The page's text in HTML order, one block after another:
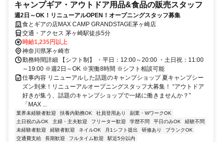
キャンプギア・アウトドア用品&食品の販売スタッフ
週2日～OK！リニューアルOPEN！オープニングスタッフ募集
食とギアの店MAX CAMP GRANDSTAGE茅ヶ崎店
交通・アクセス 茅ヶ崎駅徒歩5分
時給1,235円以上
神奈川県茅ヶ崎市
勤務時間詳細 【シフト制】 ・平日：12:00～20:00 ・土日祝：11:00
～19:00 ※週2日～OK ※実働8時間 ※シフト相談可能
仕事内容 リニューアルした話題のキャンプショップ 夏キャンプシー
ズン到来！リニューアルオープニングスタッフ大募集！ “アウトドア
好きが集う、話題のキャンプショップで一緒に働きませんか？”
「MAX ...
業界未経験者歓迎 扶養内勤務OK 社員登用あり
副業・WワークOK
土日祝のみOK
主婦・主夫歓迎 フリーター歓迎 学歴不問 平日のみOK
経験不問
未経験者歓迎
経験者歓迎 ネイルOK 月1シフト提出 研修あり
ブランクOK
交通費支給
長期歓迎 フルタイム歓迎 駅近5分以内